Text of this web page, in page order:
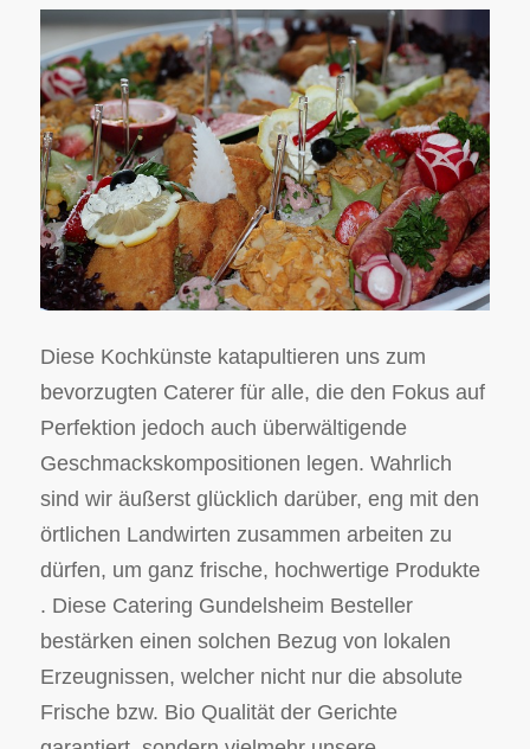
Diese Kochkünste katapultieren uns zum
bevorzugten Caterer für alle, die den Fokus auf
Perfektion jedoch auch überwältigende
Geschmackskompositionen legen. Wahrlich
sind wir äußerst glücklich darüber, eng mit den
örtlichen Landwirten zusammen arbeiten zu
dürfen, um ganz frische, hochwertige Produkte
. Diese Catering Gundelsheim Besteller
bestärken einen solchen Bezug von lokalen
Erzeugnissen, welcher nicht nur die absolute
Frische bzw. Bio Qualität der Gerichte